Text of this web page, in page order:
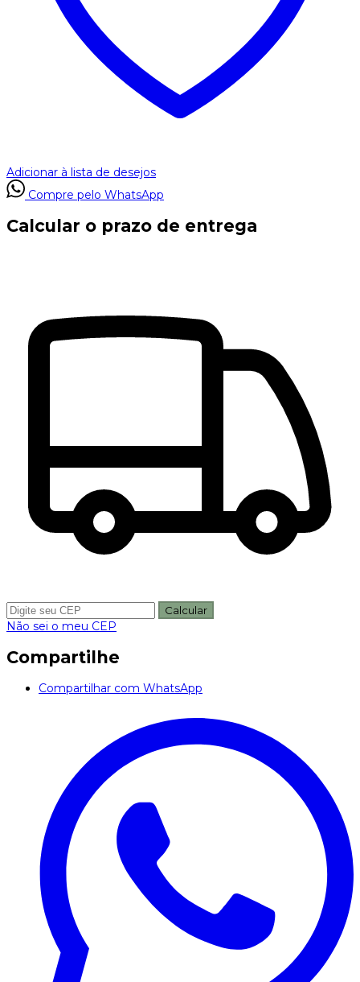
Adicionar à lista de desejos
Compre pelo WhatsApp
Calcular o prazo de entrega
Calcular
Não sei o meu CEP
Compartilhe
Compartilhar com WhatsApp